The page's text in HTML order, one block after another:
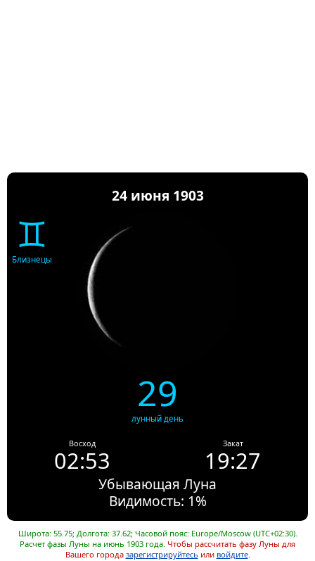
24 июня 1903
♊
Близнецы
29
лунный день
Восход
02:53
Закат
19:27
Убывающая Луна
Видимость: 1%
Широта: 55.75; Долгота: 37.62; Часовой пояс: Europe/Moscow (UTC+02:30).
Расчет фазы Луны на июнь 1903 года. Чтобы рассчитать фазу Луны для
Вашего города зарегистрируйтесь или войдите.